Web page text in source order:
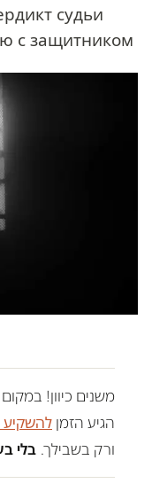
судьи
с защитником.
משנים כיוון!
הגיע הזמן להשקיע
ורק בשבילך. בלי